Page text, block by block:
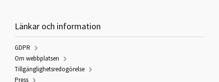
Länkar och information
GDPR
Om webbplatsen
Tillgänglighetsredogörelse
Press